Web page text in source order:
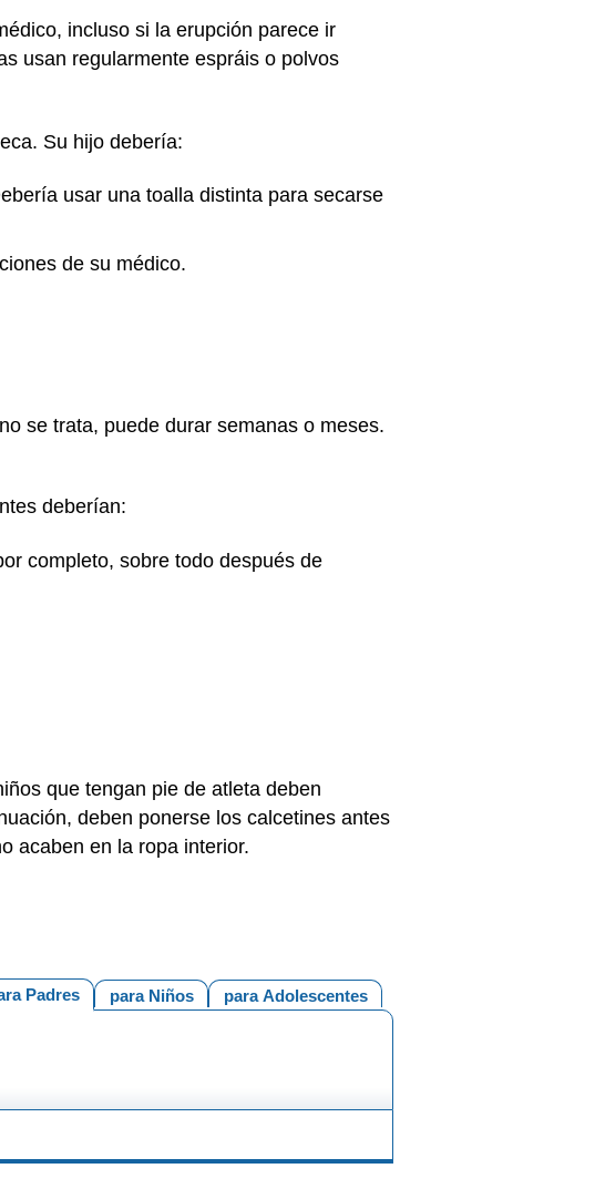
incluso si la erupción parece ir
usan regularmente espráis o polvos
Su hijo debería:
usar una toalla distinta para secarse
de su médico.
se trata, puede durar semanas o meses.
deberían:
completo, sobre todo después de
que tengan pie de atleta deben
deben ponerse los calcetines antes
acaben en la ropa interior.
para Adolescentes
para Niños
Padres